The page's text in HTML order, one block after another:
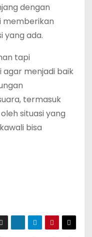
dengan
memberikan
yang ada.
tapi
agar menjadi baik
termasuk
situasi yang
bisa